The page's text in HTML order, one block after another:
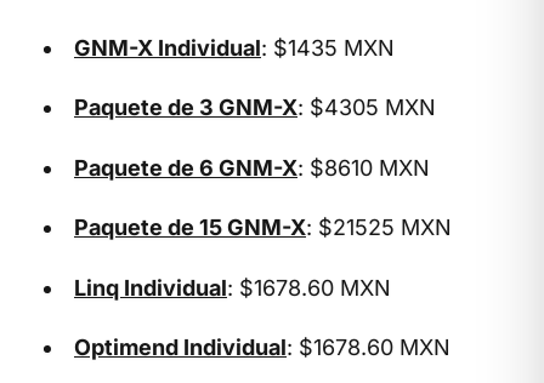
GNM-X Individual: $1435 MXN
Paquete de 3 GNM-X: $4305 MXN
Paquete de 6 GNM-X: $8610 MXN
Paquete de 15 GNM-X: $21525 MXN
Linq Individual: $1678.60 MXN
Optimend Individual: $1678.60 MXN